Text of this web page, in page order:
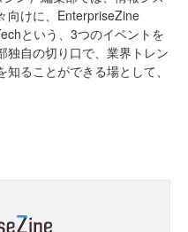
向けに、EnterpriseZine
という、3つのイベントを
独自の切り口で、業界トレン
ることができる場として、